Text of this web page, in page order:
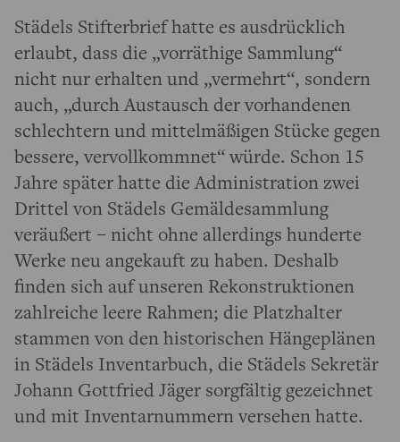
Städels Stifterbrief hatte es ausdrücklich
erlaubt, dass die „vorräthige Sammlung“
nicht nur erhalten und „vermehrt“, sondern
auch, „durch Austausch der vorhandenen
schlechtern und mittelmäßigen Stücke gegen
bessere, vervollkommnet“ würde. Schon 15
Jahre später hatte die Administration zwei
Drittel von Städels Gemäldesammlung
veräußert – nicht ohne allerdings hunderte
Werke neu angekauft zu haben. Deshalb
finden sich auf unseren Rekonstruktionen
zahlreiche leere Rahmen; die Platzhalter
stammen von den historischen Hängeplänen
in Städels Inventarbuch, die Städels Sekretär
Johann Gottfried Jäger sorgfältig gezeichnet
und mit Inventarnummern versehen hatte.